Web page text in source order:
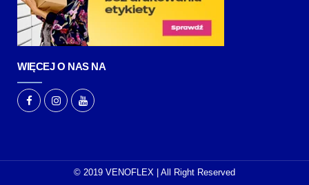
WIĘCEJ O NAS NA
© 2019 VENOFLEX | All Right Reserved